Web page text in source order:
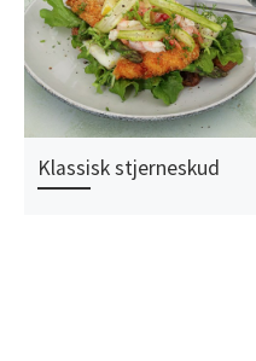
Klassisk stjerneskud